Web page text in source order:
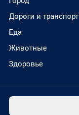
Дороги и транспорт
Еда
Животные
Здоровье